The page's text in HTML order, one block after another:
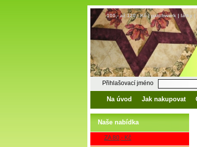
100,- až 120,- Kč | patchwork | látky
Přihlašovací jméno
Na úvod Jak nakupovat
Naše nabídka
ZA 80,- Kč